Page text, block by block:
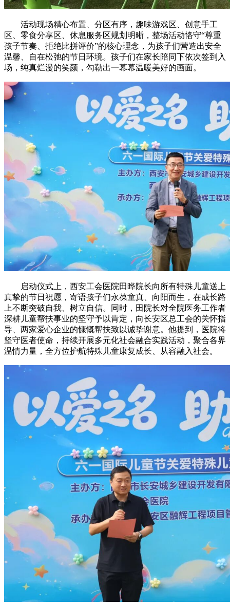
活动现场精心布置、分区有序，趣味游戏区、创意手工
区、零食分享区、休息服务区规划明晰，整场活动恪守“尊重
孩子节奏、拒绝比拼评价”的核心理念，为孩子们营造出安全
温馨、自在松弛的节日环境。孩子们在家长陪同下依次签到入
场，纯真烂漫的笑颜，勾勒出一幕幕温暖美好的画面。
启动仪式上，西安工会医院田晔院长向所有特殊儿童送上
真挚的节日祝愿，寄语孩子们永葆童真、向阳而生，在成长路
上不断突破自我、树立自信。同时，田院长对全院医务工作者
深耕儿童帮扶事业的坚守予以肯定，向长安区总工会的关怀指
导、两家爱心企业的慷慨帮扶致以诚挚谢意。他提到，医院将
坚守医者使命，持续开展多元化社会融合实践活动，聚合各界
温情力量，全方位护航特殊儿童康复成长、从容融入社会。